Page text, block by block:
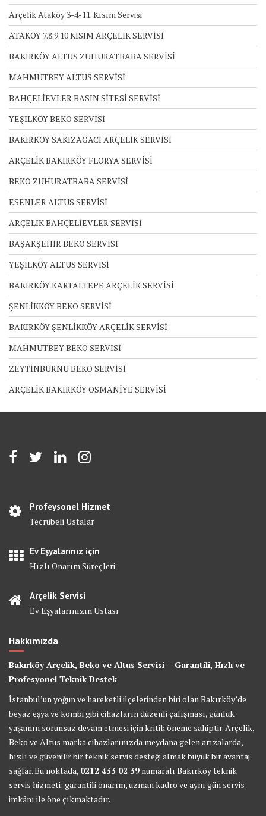
Arçelik Ataköy 3-4-11. Kısım Servisi
ATAKÖY 7.8.9.10 KISIM ARÇELİK SERVİSİ
BAKIRKÖY ALTUS ZUHURATBABA SERVİSİ
MAHMUTBEY ALTUS SERVİSİ
BAHÇELİEVLER BASIN SİTESİ SERVİSİ
YEŞİLKÖY BEKO SERVİSİ
BAKIRKÖY SAKIZAĞACI ARÇELİK SERVİSİ
ARÇELİK BAKIRKÖY FLORYA SERVİSİ
BEKO ZUHURATBABA SERVİSİ
ESENLER ALTUS SERVİSİ
ARÇELİK BAHÇELİEVLER SERVİSİ
BAŞAKŞEHİR BEKO SERVİSİ
YEŞİLKÖY ALTUS SERVİSİ
BAKIRKÖY KARTALTEPE ARÇELİK SERVİSİ
ŞENLİKKÖY BEKO SERVİSİ
BAKIRKÖY ŞENLİKKÖY ARÇELİK SERVİSİ
MAHMUTBEY BEKO SERVİSİ
ZEYTİNBURNU BEKO SERVİSİ
ARÇELİK BAKIRKÖY OSMANİYE SERVİSİ
Profeysonel Hizmet
Tecrübeli Ustalar
Ev Eşyalarınız için
Hızlı Onarım Süreçleri
Arçelik Servisi
Ev Eşyalarınızın Ustası
Hakkımızda
Bakırköy Arçelik, Beko ve Altus Servisi – Garantili, Hızlı ve
Profesyonel Teknik Destek
İstanbul’un yoğun ve hareketli ilçelerinden biri olan Bakırköy’de
beyaz eşya ve kombi gibi cihazların düzenli çalışması, günlük
yaşamın sorunsuz devam etmesi için kritik öneme sahiptir. Arçelik,
Beko ve Altus marka cihazlarınızda meydana gelen arızalarda,
hızlı ve güvenilir bir teknik servis desteği almak büyük bir avantaj
sağlar. Bu noktada, 0212 433 02 39 numaralı Bakırköy teknik
servis hizmeti; garantili onarım, uzman kadro ve aynı gün servis
imkânı ile öne çıkmaktadır.